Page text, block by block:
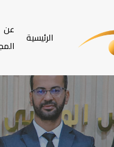
الرئيسية
عن